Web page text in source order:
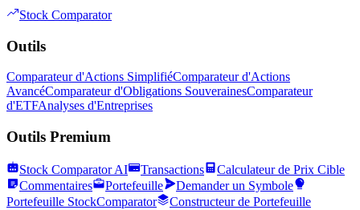
Stock Comparator
Outils
Comparateur d'Actions SimplifiéComparateur d'Actions
AvancéComparateur d'Obligations SouverainesComparateur
d'ETFAnalyses d'Entreprises
Outils Premium
Stock Comparator AI Transactions
Calculateur de Prix Cible
Commentaires
Portefeuille
Demander un Symbole
Portefeuille StockComparator
Constructeur de Portefeuille